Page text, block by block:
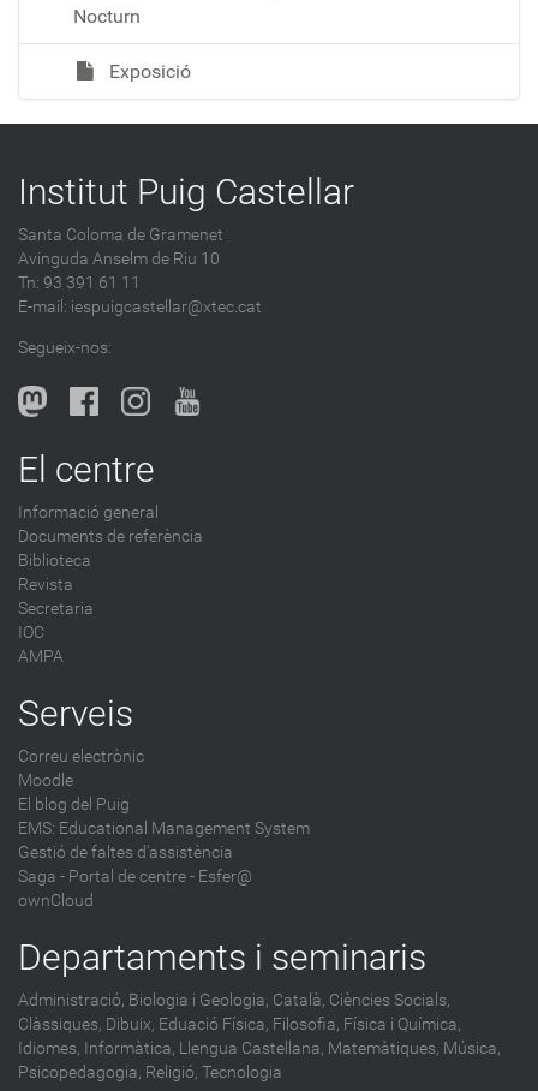
Nocturn
Exposició
Institut Puig Castellar
Santa Coloma de Gramenet
Avinguda Anselm de Riu 10
Tn: 93 391 61 11
E-mail: iespuigcastellar@xtec.cat
Segueix-nos:
El centre
Informació general
Documents de referència
Biblioteca
Revista
Secretaria
IOC
AMPA
Serveis
Correu electrònic
Moodle
El blog del Puig
EMS: Educational Management System
Gestió de faltes d'assistència
Saga - Portal de centre - Esfer@
ownCloud
Departaments i seminaris
Administració, Biologia i Geologia, Català, Ciències Socials,
Clàssiques, Dibuix, Eduació Física, Filosofia, Física i Química,
Idiomes, Informàtica, Llengua Castellana, Matemàtiques, Música,
Psicopedagogia, Religió, Tecnologia